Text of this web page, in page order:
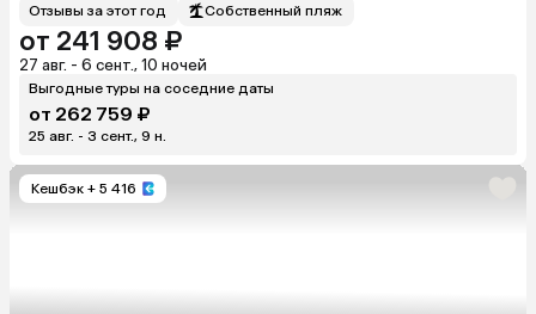
Отзывы за этот год Собственный пляж
от 241 908 ₽
27 авг. - 6 сент., 10 ночей
Выгодные туры на соседние даты
от 262 759 ₽
25 авг. - 3 сент., 9 н.
Кешбэк + 5 416